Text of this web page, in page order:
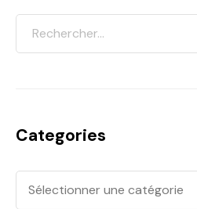
Categories